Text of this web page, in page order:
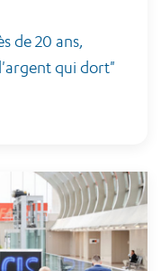
de 20 ans,
qui dort"